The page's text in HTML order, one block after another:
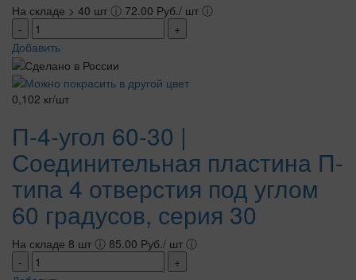
На складе > 40 шт ⓘ 72.00 Руб./ шт ⓘ
-
+
Добавить
0,102 кг/шт
П-4-угол 60-30 |
Соединительная пластина П-
типа 4 отверстия под углом
60 градусов, серия 30
На складе 8 шт ⓘ 85.00 Руб./ шт ⓘ
-
+